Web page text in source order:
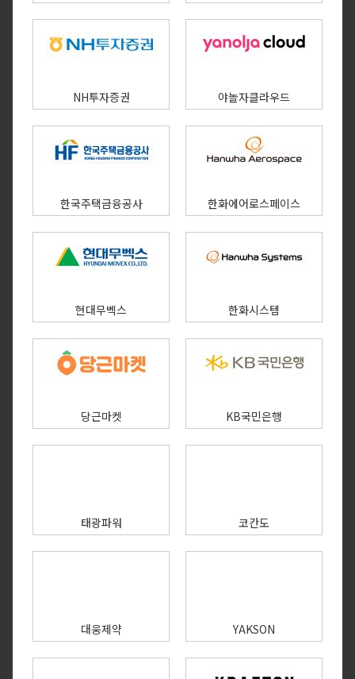
NH투자증권 야놀자클라우드
한국주택금융공사 한화에어로스페이스
현대무벡스 한화시스템
당근마켓 KB국민은행
태광파워 코칸도
대웅제약 YAKSON